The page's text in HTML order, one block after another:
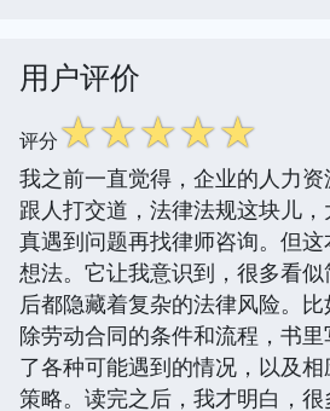
用户评价
评分☆☆☆☆☆
我之前一直觉得，企业的人力
跟人打交道，法律法规这块儿，
真遇到问题再找律师咨询。但
想法。它让我意识到，很多看
后都隐藏着复杂的法律风险。
除劳动合同的条件和流程，书
了各种可能遇到的情况，以及
策略。读完之后，我才明白，